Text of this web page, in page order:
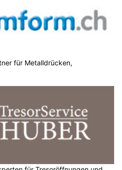
für Metalldrücken,